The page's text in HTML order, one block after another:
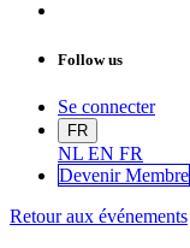
Follow us
Se connecter
FR
NL EN FR
Devenir Membre
Retour aux événements